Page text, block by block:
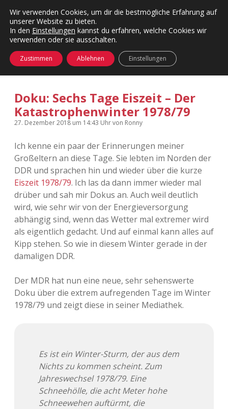
Kategorien
Menü
24 Hours Chilling
Die Wende
Doku
KFMW-Disco
kfmw.stuff
Kopfkinomusik
Nur mal so
Täglicher Sinnwahn
Visuelles
KFMW-Disco
Dates
Instagrams
Contact
Adventskalender Dropdown-
Menü
öffnen
Adventskalender 2010
Adventskalender 2011
Adventskalender 2012
Adventskalender 2013
Adventskalender 2015
Adventskalender 2018
Adventskalender 2019
facebook
instagram
rss soundcloud
vimeoBluesky
öffnen
Doku: Sechs Tage Eiszeit – Der
Katastrophenwinter 1978/79
27. Dezember 2018 um 14:43 Uhrvon Ronny
Ich kenne ein paar der Erinnerungen meiner
Großeltern an diese Tage. Sie lebten im Norden der
DDR und sprachen hin und wieder über die kurze
Eiszeit 1978/79. Ich las da dann immer wieder mal
drüber und sah mir Dokus an. Auch weil deutlich
wird, wie sehr wir von der Energieversorgung
abhängig sind, wenn das Wetter mal extremer wird
als eigentlich gedacht. Und auf einmal kann alles auf
Kipp stehen. So wie in diesem Winter gerade in der
damaligen DDR.
Der MDR hat nun eine neue, sehr sehenswerte
Doku über die extrem aufregenden Tage im Winter
1978/79 und zeigt diese in seiner Mediathek.
Es ist ein Winter-Sturm, der aus dem
Nichts zu kommen scheint. Zum
Jahreswechsel 1978/79. Eine
Schneehölle, die acht Meter hohe
Schneewehen auftürmt, die
Wir verwenden Cookies, um dir die bestmögliche Erfahrung auf
unserer Website zu bieten.
In den Einstellungen kannst du erfahren, welche Cookies wir
verwenden oder sie ausschalten.
Zustimmen Ablehnen Einstellungen